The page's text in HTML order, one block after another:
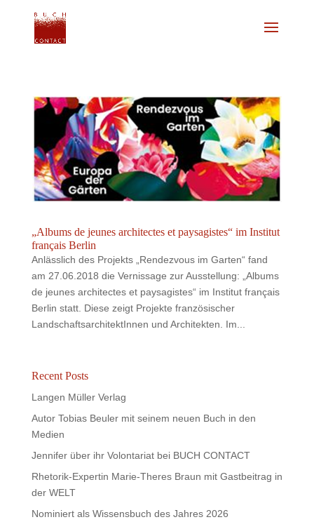
„Albums de jeunes architectes et paysagistes“ im Institut
français Berlin
Anlässlich des Projekts „Rendezvous im Garten“ fand
am 27.06.2018 die Vernissage zur Ausstellung: „Albums
de jeunes architectes et paysagistes“ im Institut français
Berlin statt. Diese zeigt Projekte französischer
LandschaftsarchitektInnen und Architekten. Im...
Recent Posts
Langen Müller Verlag
Autor Tobias Beuler mit seinem neuen Buch in den
Medien
Jennifer über ihr Volontariat bei BUCH CONTACT
Rhetorik-Expertin Marie-Theres Braun mit Gastbeitrag in
der WELT
Nominiert als Wissensbuch des Jahres 2026